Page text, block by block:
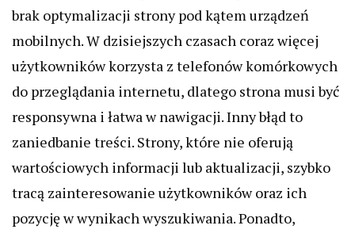
brak optymalizacji strony pod kątem urządzeń
mobilnych. W dzisiejszych czasach coraz więcej
użytkowników korzysta z telefonów komórkowych
do przeglądania internetu, dlatego strona musi być
responsywna i łatwa w nawigacji. Inny błąd to
zaniedbanie treści. Strony, które nie oferują
wartościowych informacji lub aktualizacji, szybko
tracą zainteresowanie użytkowników oraz ich
pozycję w wynikach wyszukiwania. Ponadto,